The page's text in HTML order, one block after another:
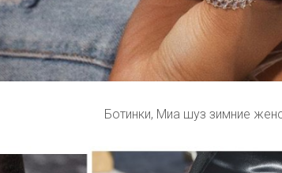
Ботинки, Миа шуз зимние